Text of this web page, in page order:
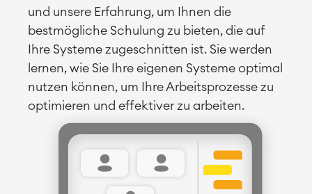
und unsere Erfahrung, um Ihnen die
bestmögliche Schulung zu bieten, die auf
Ihre Systeme zugeschnitten ist. Sie werden
lernen, wie Sie Ihre eigenen Systeme optimal
nutzen können, um Ihre Arbeitsprozesse zu
optimieren und effektiver zu arbeiten.